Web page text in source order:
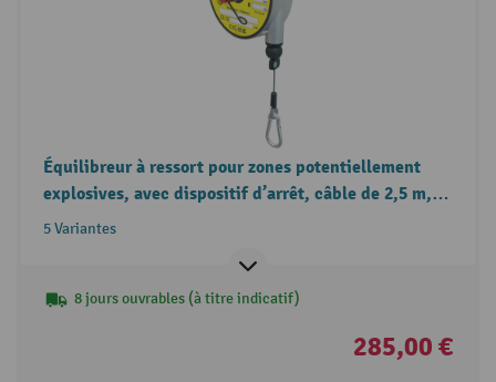
Équilibreur à ressort pour zones potentiellement
explosives, avec dispositif d’arrêt, câble de 2,5 m,
capacité de charge 2-14 kg
5 Variantes
8 jours ouvrables (à titre indicatif)
285,00 €